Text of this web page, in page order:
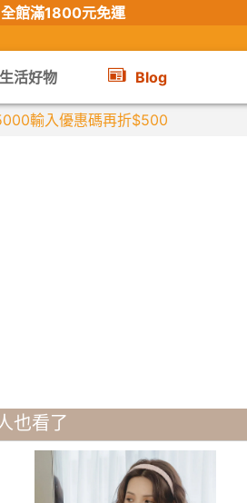
全館滿1800元免運
生活好物 Blog
輸入優惠碼再折$500
也看了